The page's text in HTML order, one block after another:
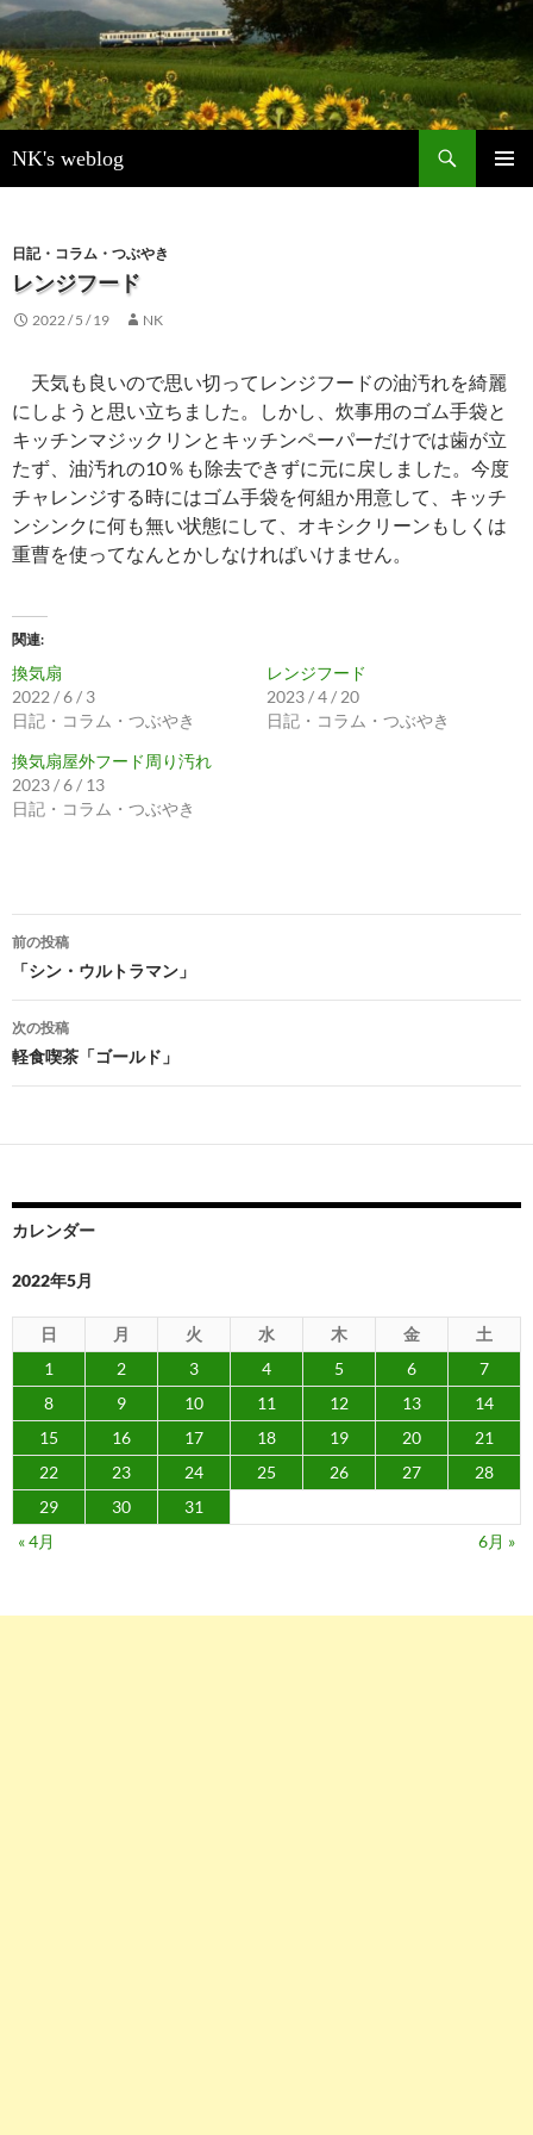
NK's weblog
索
ン
ツ
ス
プ
日記・コラム・つぶやき
レンジフード
2022 / 5 / 19 NK
天気も良いので思い切ってレンジフードの油汚れを綺麗
にしようと思い立ちました。しかし、炊事用のゴム手袋と
キッチンマジックリンとキッチンペーパーだけでは歯が立
たず、油汚れの10％も除去できずに元に戻しました。今度
チャレンジする時にはゴム手袋を何組か用意して、キッチ
ンシンクに何も無い状態にして、オキシクリーンもしくは
重曹を使ってなんとかしなければいけません。
関連
換気扇
2022 / 6 / 3
日記・コラム・つぶやき
レンジフード
2023 / 4 / 20
日記・コラム・つぶやき
換気扇屋外フード周り汚れ
2023 / 6 / 13
日記・コラム・つぶやき
投
稿
ナ
ビ
ゲ
ー
ョ
ン
前の投稿
「シン・ウルトラマン」
次の投稿
軽食喫茶「ゴールド」
カレンダー
2022年5月
日 月 火 水 木 金
土
1
2 3 4 5 6
7
8
9 10 11 12 13
14
15
16 17 18 19 20
21
22
23 24 25 26 27
28
29
30
31
« 4月
6月 »